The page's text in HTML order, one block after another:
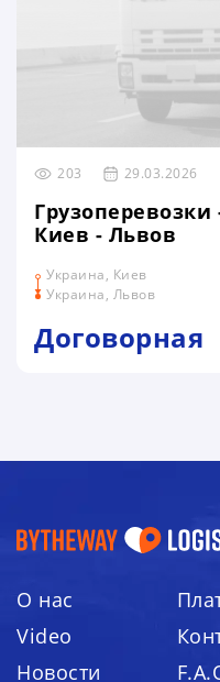
203 29.03.2026
Грузоперевозки
Киев - Львов
Украина, Киев
Украина, Львов
Договорная
О нас
Video
Новости
Я ДАЮ